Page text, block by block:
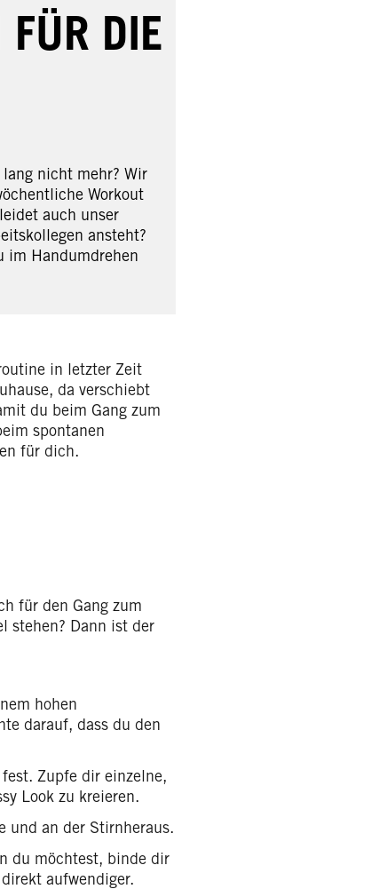
DIE
nicht mehr? Wir
Workout
auch unser
ansteht?
im Handumdrehen
in letzter Zeit
da verschiebt
du beim Gang zum
spontanen
für dich.
für den Gang zum
stehen? Dann ist der
hohen
darauf, dass du den
Zupfe dir einzelne,
Look zu kreieren.
und an der Stirnheraus.
du möchtest, binde dir
aufwendiger.